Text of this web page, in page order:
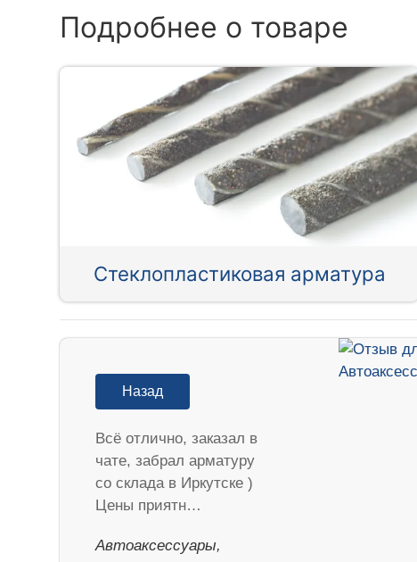
Подробнее о товаре
Стеклопластиковая арматура
Назад
Всё отлично, заказал в
чате, забрал арматуру
со склада в Иркутске )
Цены приятн…
Автоаксессуары,